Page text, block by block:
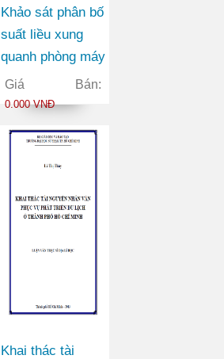
Khảo sát phân bố
suất liều xung
quanh phòng máy
X quang chẩn
đoán y tế bằng
MCNP
Giá Bán:
0.000 VNĐ
Khai thác tài